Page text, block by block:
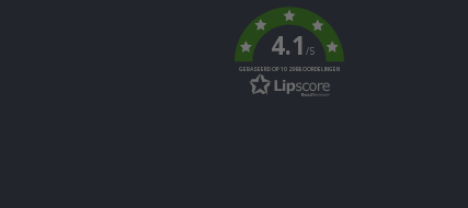
k
4.1/5
GEBASEERD OP 1029 BEOORDELINGEN